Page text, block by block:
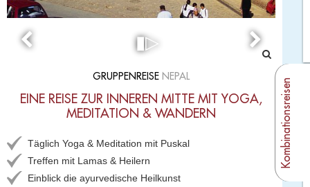
▮▷
GRUPPENREISE NEPAL
EINE REISE ZUR INNEREN MITTE MIT YOGA,
MEDITATION & WANDERN
Täglich Yoga & Meditation mit Puskal
Treffen mit Lamas & Heilern
Einblick die ayurvedische Heilkunst
Kombinationsreisen